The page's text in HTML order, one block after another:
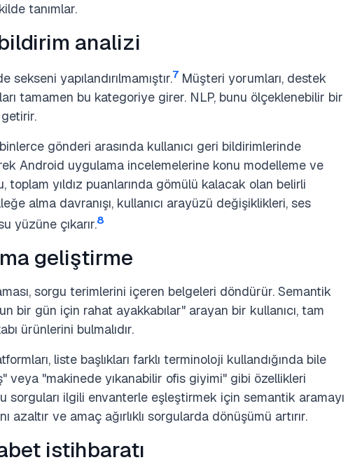
tanımlar.
analizi
yapılandırılmamıştır.7 Müşteri yorumları, destek
tamamen bu kategoriye girer. NLP, bunu ölçeklenebilir bir
gönderi arasında kullanıcı geri bildirimlerinde
Android uygulama incelemelerine konu modelleme ve
toplam yıldız puanlarında gömülü kalacak olan belirli
alma davranışı, kullanıcı arayüzü değişiklikleri, ses
yüzüne çıkarır.8
geliştirme
sorgu terimlerini içeren belgeleri döndürür. Semantik
bir gün için rahat ayakkabılar" arayan bir kullanıcı, tam
ürünlerini bulmalıdır.
liste başlıkları farklı terminoloji kullandığında bile
veya "makinede yıkanabilir ofis giyimi" gibi özellikleri
sorguları ilgili envanterle eşleştirmek için semantik aramayı
azaltır ve amaç ağırlıklı sorgularda dönüşümü artırır.
istihbaratı